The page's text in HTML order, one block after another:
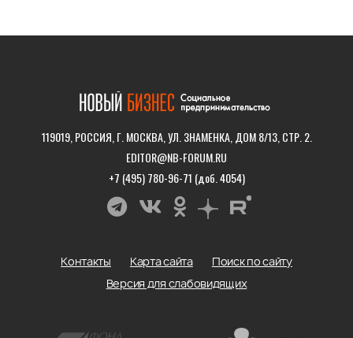
119019, РОССИЯ, Г. МОСКВА, УЛ. ЗНАМЕНКА, ДОМ 8/13, СТР. 2.
EDITOR@NB-FORUM.RU
+7 (495) 780-96-71 (доб. 4054)
Контакты Карта сайта
Поиск по сайту
Версия для слабовидящих